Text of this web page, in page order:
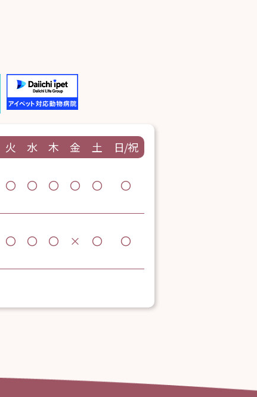
火 水 木 金 土 日/祝
〇 〇 〇 〇 〇 〇
〇 〇 〇 × 〇 〇